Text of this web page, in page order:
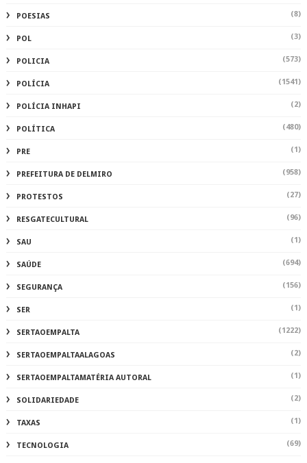
POESIAS (8)
POL (3)
POLICIA (573)
POLÍCIA (1541)
POLÍCIA INHAPI (2)
POLÍTICA (480)
PRE (1)
PREFEITURA DE DELMIRO (958)
PROTESTOS (27)
RESGATECULTURAL (96)
SAU (1)
SAÚDE (694)
SEGURANÇA (156)
SER (1)
SERTAOEMPALTA (1222)
SERTAOEMPALTAALAGOAS (2)
SERTAOEMPALTAMATÉRIA AUTORAL (1)
SOLIDARIEDADE (2)
TAXAS (1)
TECNOLOGIA (69)